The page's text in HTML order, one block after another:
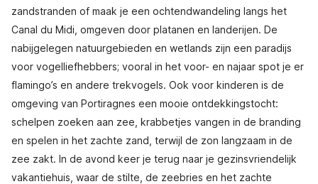
zandstranden of maak je een ochtendwandeling langs het
Canal du Midi, omgeven door platanen en landerijen. De
nabijgelegen natuurgebieden en wetlands zijn een paradijs
voor vogelliefhebbers; vooral in het voor- en najaar spot je er
flamingo’s en andere trekvogels. Ook voor kinderen is de
omgeving van Portiragnes een mooie ontdekkingstocht:
schelpen zoeken aan zee, krabbetjes vangen in de branding
en spelen in het zachte zand, terwijl de zon langzaam in de
zee zakt. In de avond keer je terug naar je gezinsvriendelijk
vakantiehuis, waar de stilte, de zeebries en het zachte